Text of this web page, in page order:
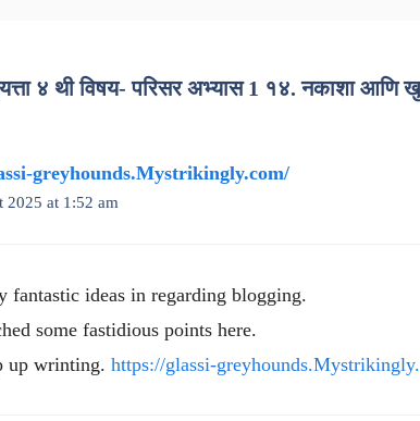
४ थी विषय- परिसर अभ्यास 1 १४. नकाशा आणि
greyhounds.Mystrikingly.com/
2025 at 1:52 am
fantastic ideas in regarding blogging.
some fastidious points here.
up wrinting. https://glassi-